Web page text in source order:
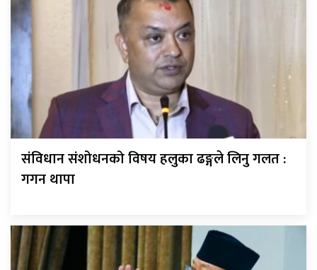
संविधान संशोधनको विषय हलुका ढङ्गले लिनु गलत :
गगन थापा